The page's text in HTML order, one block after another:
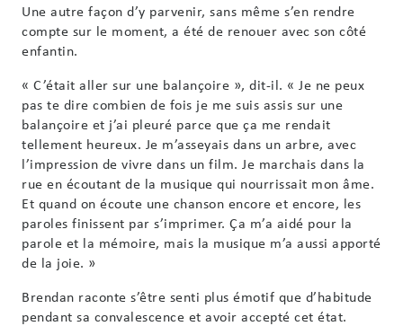
Une autre façon d’y parvenir, sans même s’en rendre
compte sur le moment, a été de renouer avec son côté
enfantin.
« C’était aller sur une balançoire », dit-il. « Je ne peux
pas te dire combien de fois je me suis assis sur une
balançoire et j’ai pleuré parce que ça me rendait
tellement heureux. Je m’asseyais dans un arbre, avec
l’impression de vivre dans un film. Je marchais dans la
rue en écoutant de la musique qui nourrissait mon âme.
Et quand on écoute une chanson encore et encore, les
paroles finissent par s’imprimer. Ça m’a aidé pour la
parole et la mémoire, mais la musique m’a aussi apporté
de la joie. »
Brendan raconte s’être senti plus émotif que d’habitude
pendant sa convalescence et avoir accepté cet état.